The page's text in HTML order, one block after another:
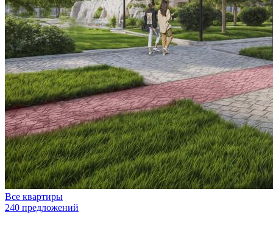
Все квартиры
240 предложений